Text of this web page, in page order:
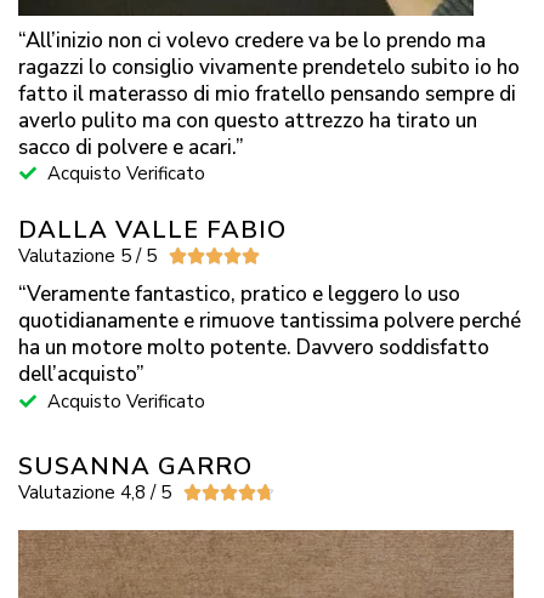
“All’inizio non ci volevo credere va be lo prendo ma
ragazzi lo consiglio vivamente prendetelo subito io ho
fatto il materasso di mio fratello pensando sempre di
averlo pulito ma con questo attrezzo ha tirato un
sacco di polvere e acari.”
Acquisto Verificato
DALLA VALLE FABIO
Valutazione 5 / 5 
“Veramente fantastico, pratico e leggero lo uso
quotidianamente e rimuove tantissima polvere perché
ha un motore molto potente. Davvero soddisfatto
dell’acquisto”
Acquisto Verificato
SUSANNA GARRO
Valutazione 4,8 / 5 